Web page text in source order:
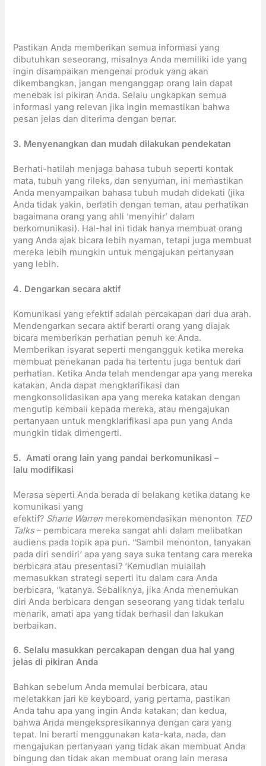
Pastikan Anda memberikan semua informasi yang
dibutuhkan seseorang, misalnya Anda memiliki ide yang
ingin disampaikan mengenai produk yang akan
dikembangkan, jangan menganggap orang lain dapat
menebak isi pikiran Anda. Selalu ungkapkan semua
informasi yang relevan jika ingin memastikan bahwa
pesan jelas dan diterima dengan benar.
3. Menyenangkan dan mudah dilakukan pendekatan
Berhati-hatilah menjaga bahasa tubuh seperti kontak
mata, tubuh yang rileks, dan senyuman, ini memastikan
Anda menyampaikan bahasa tubuh mudah didekati (jika
Anda tidak yakin, berlatih dengan teman, atau perhatikan
bagaimana orang yang ahli ‘menyihir’ dalam
berkomunikasi). Hal-hal ini tidak hanya membuat orang
yang Anda ajak bicara lebih nyaman, tetapi juga membuat
mereka lebih mungkin untuk mengajukan pertanyaan
yang lebih.
4. Dengarkan secara aktif
Komunikasi yang efektif adalah percakapan dari dua arah.
Mendengarkan secara aktif berarti orang yang diajak
bicara memberikan perhatian penuh ke Anda.
Memberikan isyarat seperti mengangguk ketika mereka
membuat penekanan pada ha tertentu juga bentuk dari
perhatian. Ketika Anda telah mendengar apa yang mereka
katakan, Anda dapat mengklarifikasi dan
mengkonsolidasikan apa yang mereka katakan dengan
mengutip kembali kepada mereka, atau mengajukan
pertanyaan untuk mengklarifikasi apa pun yang Anda
mungkin tidak dimengerti.
5. Amati orang lain yang pandai berkomunikasi –
lalu modifikasi
Merasa seperti Anda berada di belakang ketika datang ke
komunikasi yang
efektif? Shane Warren merekomendasikan menonton TED
Talks– pembicara mereka sangat ahli dalam melibatkan
audiens pada topik apa pun. “Sambil menonton, tanyakan
pada diri sendiri‘ apa yang saya suka tentang cara mereka
berbicara atau presentasi? ‘Kemudian mulailah
memasukkan strategi seperti itu dalam cara Anda
berbicara, “katanya. Sebaliknya, jika Anda menemukan
diri Anda berbicara dengan seseorang yang tidak terlalu
menarik, amati apa yang tidak berhasil dan lakukan
berbaikan.
6. Selalu masukkan percakapan dengan dua hal yang
jelas di pikiran Anda
Bahkan sebelum Anda memulai berbicara, atau
meletakkan jari ke keyboard, yang pertama, pastikan
Anda tahu apa yang ingin Anda katakan; dan kedua,
bahwa Anda mengekspresikannya dengan cara yang
tepat. Ini berarti menggunakan kata-kata, nada, dan
mengajukan pertanyaan yang tidak akan membuat Anda
bingung dan tidak akan membuat orang lain merasa